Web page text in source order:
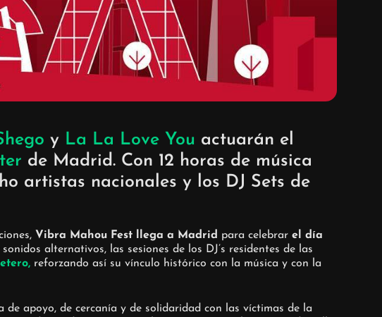
y La La Love You actuarán el
de Madrid. Con 12 horas de música
artistas nacionales y los DJ Sets de
Vibra Mahou Fest llega a Madrid para celebrar el día
alternativos, las sesiones de los DJ’s residentes de las
reforzando así su vínculo histórico con la música y con la
apoyo, de cercanía y de solidaridad con las víctimas de la